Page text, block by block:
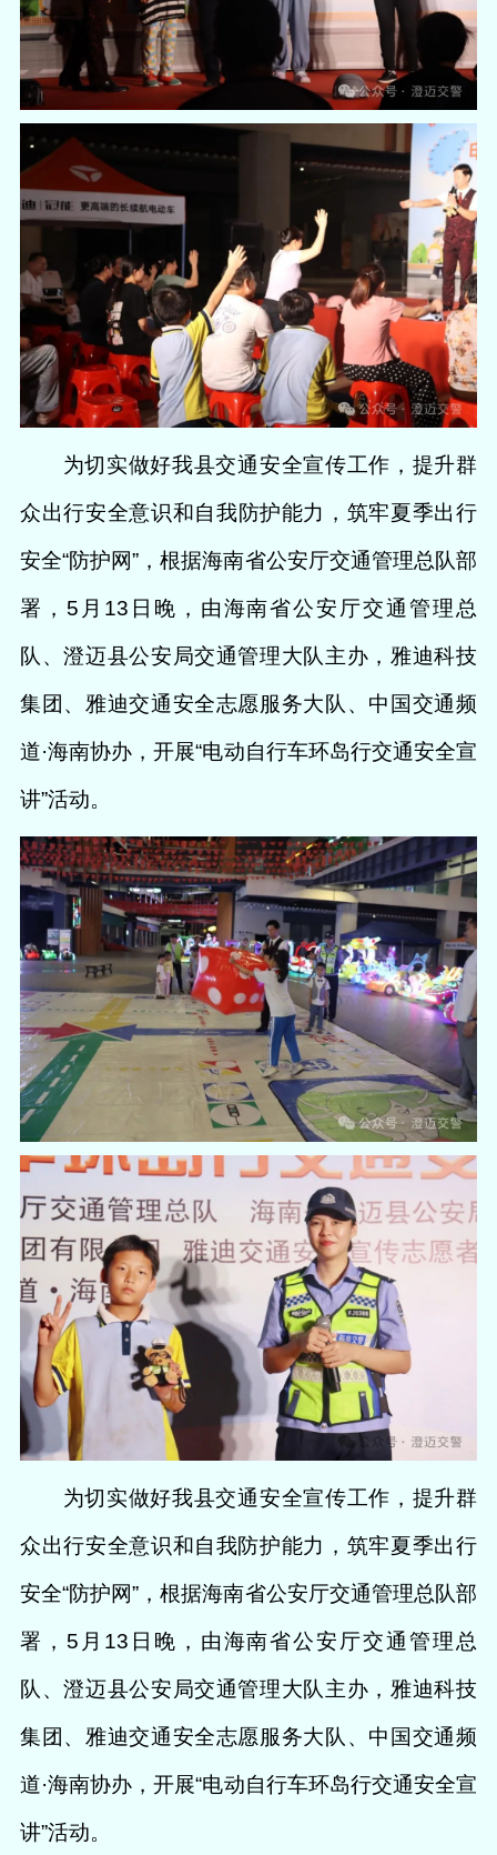
为切实做好我县交通安全宣传工作，提升群
众出行安全意识和自我防护能力，筑牢夏季出行
安全“防护网”，根据海南省公安厅交通管理总队部
署，5月13日晚，由海南省公安厅交通管理总
队、澄迈县公安局交通管理大队主办，雅迪科技
集团、雅迪交通安全志愿服务大队、中国交通频
道·海南协办，开展“电动自行车环岛行交通安全宣
讲”活动。
为切实做好我县交通安全宣传工作，提升群
众出行安全意识和自我防护能力，筑牢夏季出行
安全“防护网”，根据海南省公安厅交通管理总队部
署，5月13日晚，由海南省公安厅交通管理总
队、澄迈县公安局交通管理大队主办，雅迪科技
集团、雅迪交通安全志愿服务大队、中国交通频
道·海南协办，开展“电动自行车环岛行交通安全宣
讲”活动。